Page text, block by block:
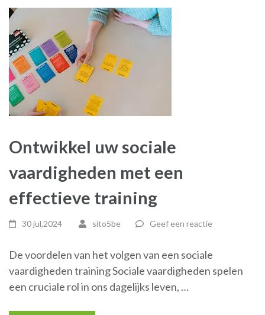
Ontwikkel uw sociale
vaardigheden met een
effectieve training
30 jul,2024 sito5be Geef een reactie
De voordelen van het volgen van een sociale
vaardigheden training Sociale vaardigheden spelen
een cruciale rol in ons dagelijks leven, …